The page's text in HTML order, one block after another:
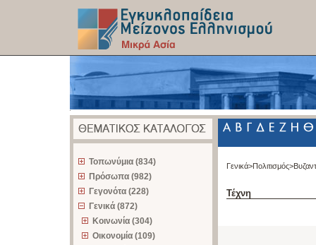
Τοπωνύμια (834)
Πρόσωπα (982)
Γεγονότα (228)
Γενικά (872)
Κοινωνία (304)
Οικονομία (109)
Γενικά>Πολιτισμός>
Τέχνη